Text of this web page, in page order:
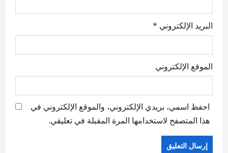
البريد الإلكتروني *
الموقع الإلكتروني
احفظ اسمي، بريدي الإلكتروني، والموقع الإلكتروني في
هذا المتصفح لاستخدامها المرة المقبلة في تعليقي.